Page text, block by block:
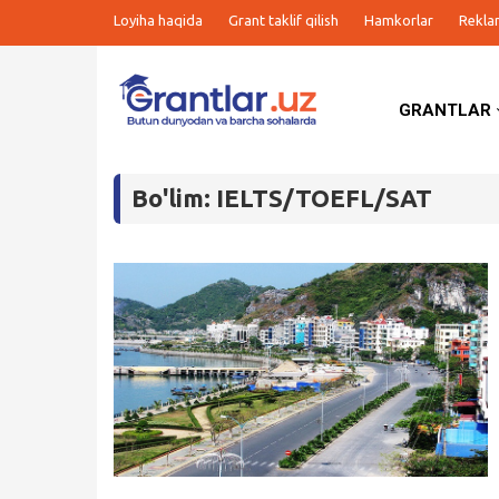
Loyiha haqida Grant taklif qilish Hamkorlar
GRANTLAR
Bo'lim: IELTS/TOEFL/SAT